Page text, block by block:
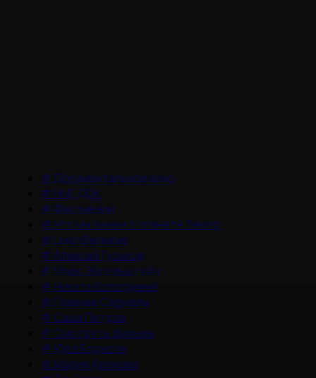
# Документальное кино
# НМГ ДОК
# Фестивали
# Что мы знаем о планете Земля
# Цикл Великие
#Алексей Гуськов
# Марк Эйдельштейн
# Никита Кологривый
# Главные Сериалы
# Саша Петров
# Смотреть фильмы
# Юра Борисов
# Мария Аронова